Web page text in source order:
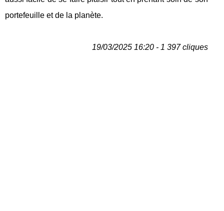
portefeuille et de la planète.
19/03/2025 16:20 - 1 397 cliques